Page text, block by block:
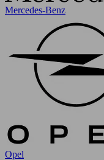
Mercedes-Benz
Opel